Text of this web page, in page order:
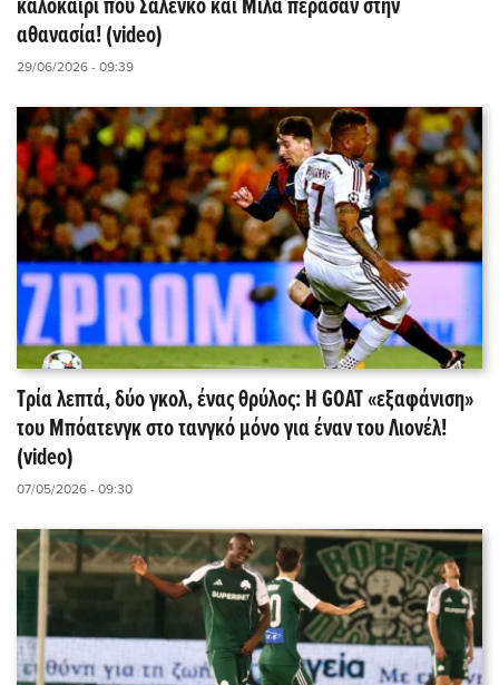
καλοκαίρι που Σαλένκο και Μιλά πέρασαν στην
αθανασία! (video)
29/06/2026 - 09:39
Τρία λεπτά, δύο γκολ, ένας θρύλος: Η GOAT «εξαφάνιση»
του Μπόατενγκ στο τανγκό μόνο για έναν του Λιονέλ!
(video)
07/05/2026 - 09:30